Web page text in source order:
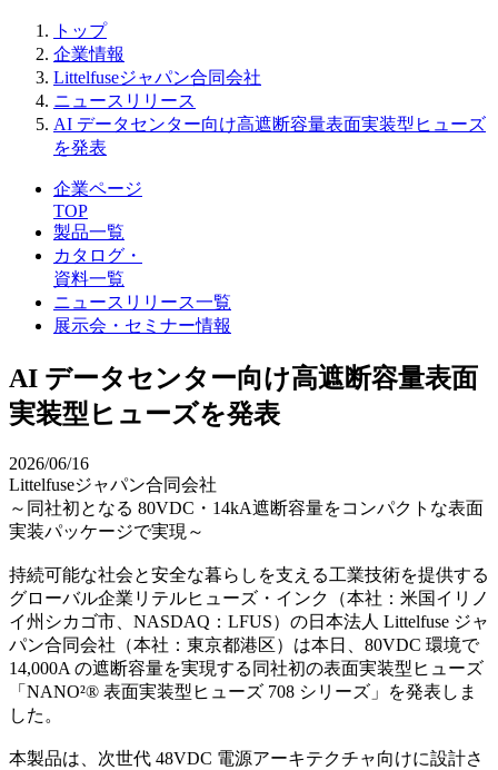
トップ
企業情報
Littelfuseジャパン合同会社
ニュースリリース
AI データセンター向け高遮断容量表面実装型ヒューズ
を発表
企業ページ
TOP
製品一覧
カタログ・
資料一覧
ニュースリリース一覧
展示会・セミナー情報
AI データセンター向け高遮断容量表面
実装型ヒューズを発表
2026/06/16
Littelfuseジャパン合同会社
～同社初となる 80VDC・14kA遮断容量をコンパクトな表面
実装パッケージで実現～
持続可能な社会と安全な暮らしを支える工業技術を提供する
グローバル企業リテルヒューズ・インク（本社：米国イリノ
イ州シカゴ市、NASDAQ：LFUS）の日本法人 Littelfuse ジャ
パン合同会社（本社：東京都港区）は本日、80VDC 環境で
14,000A の遮断容量を実現する同社初の表面実装型ヒューズ
「NANO²® 表面実装型ヒューズ 708 シリーズ」を発表しま
した。
本製品は、次世代 48VDC 電源アーキテクチャ向けに設計さ